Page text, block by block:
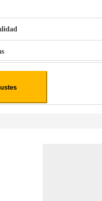
1,1L Limpia Sofás